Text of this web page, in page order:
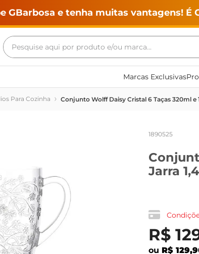
GBarbosa e tenha muitas vantagens! É
Pesquise aqui por produto e/ou marca...
Marcas Exclusivas
Para Cozinha Conjunto Wolff Daisy Cristal 6 Taças 320ml e
1890525
Jarra
R$
ou R$
Termos mais buscados
maquina lavar
leite
vinho
leite pó
tv